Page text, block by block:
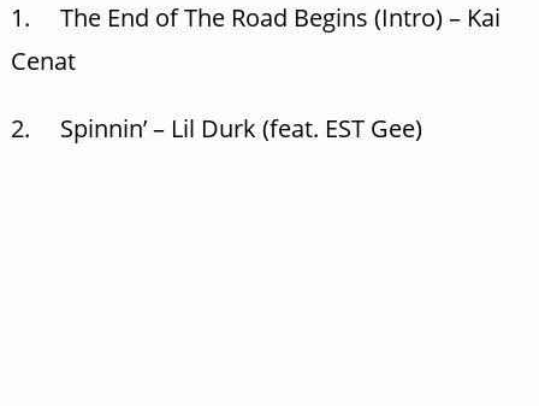
1. The End of The Road Begins (Intro) – Kai
Cenat
2. Spinnin’ – Lil Durk (feat. EST Gee)